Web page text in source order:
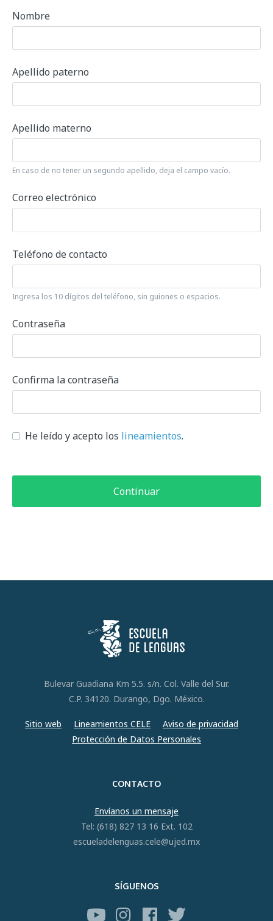
Nombre
Apellido paterno
Apellido materno
En caso de no tener un segundo apellido, deja el campo vacío.
Correo electrónico
Teléfono de contacto
Ingresa los 10 dígitos del teléfono, sin guiones o espacios.
Contraseña
Confirma la contraseña
He leído y acepto los lineamientos.
Continuar
Bulevar Guadiana Km 5.5. s/n. Col. Valle del Sur.
C.P. 34120. Durango, Dgo. México.
Sitio web Lineamientos CELE
Aviso de privacidad
Protección de Datos Personales
CONTACTO
Envíanos un mensaje
Tel: (618) 827 13 16 Ext. 102
escueladelenguas.cele@ujed.mx
SÍGUENOS
YouTube InstagramFacebookTwitter